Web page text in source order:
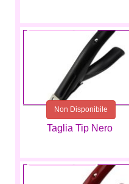
Taglia Tip Nero
2,99 €
Non Disponibile
2,99 €